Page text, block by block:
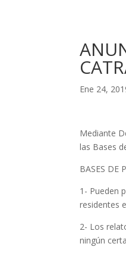
Ene 24,
Mediante
las Bases
BASES DE
1- Pueden
residentes
2- Los
ningún